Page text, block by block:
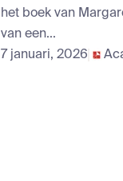
het boek van
van een...
7 januari, 2026